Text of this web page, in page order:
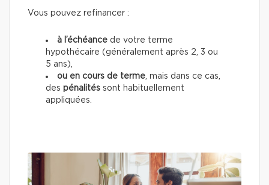
Vous pouvez refinancer :
à l’échéance de votre terme
hypothécaire (généralement après 2, 3 ou
5 ans),
ou en cours de terme, mais dans ce cas,
des pénalités sont habituellement
appliquées.